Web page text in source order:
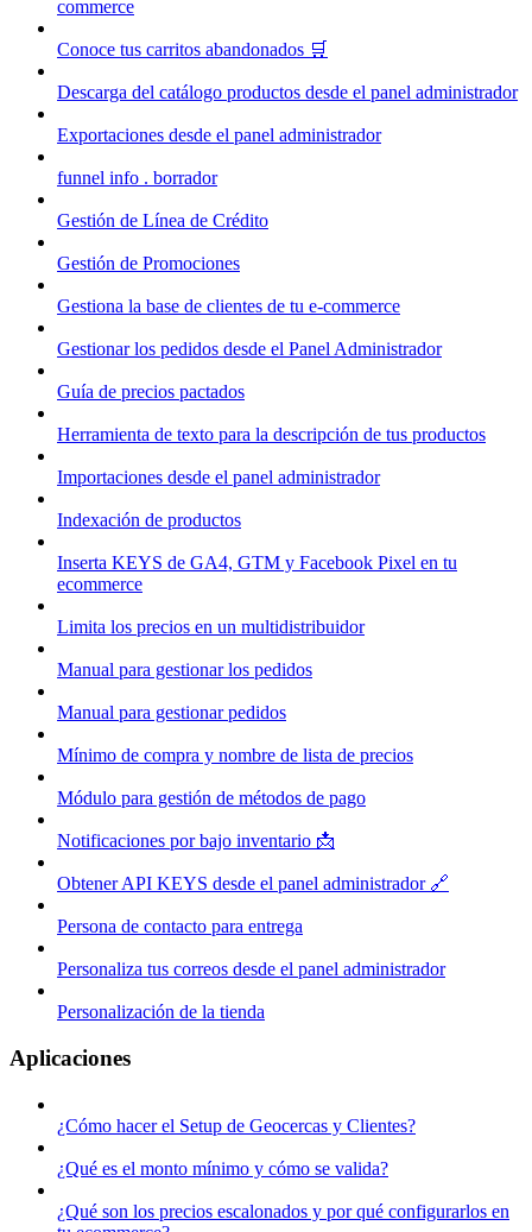
commerce
Conoce tus carritos abandonados 🛒
Descarga del catálogo productos desde el panel administrador
Exportaciones desde el panel administrador
funnel info . borrador
Gestión de Línea de Crédito
Gestión de Promociones
Gestiona la base de clientes de tu e-commerce
Gestionar los pedidos desde el Panel Administrador
Guía de precios pactados
Herramienta de texto para la descripción de tus productos
Importaciones desde el panel administrador
Indexación de productos
Inserta KEYS de GA4, GTM y Facebook Pixel en tu
ecommerce
Limita los precios en un multidistribuidor
Manual para gestionar los pedidos
Manual para gestionar pedidos
Mínimo de compra y nombre de lista de precios
Módulo para gestión de métodos de pago
Notificaciones por bajo inventario 📩
Obtener API KEYS desde el panel administrador 🔗
Persona de contacto para entrega
Personaliza tus correos desde el panel administrador
Personalización de la tienda
Aplicaciones
¿Cómo hacer el Setup de Geocercas y Clientes?
¿Qué es el monto mínimo y cómo se valida?
¿Qué son los precios escalonados y por qué configurarlos en